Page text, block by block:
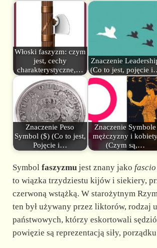
Włoski faszyzm: czym
jest, cechy
charakterystyczne,…
Znaczenie
(Co to jest, pojęcie
Znaczenie Peso
Symbol ($) (Co to jest,
Pojęcie i…
Znaczenie Symbole
mężczyzny i
(Czym są,…
Symbol faszyzmujest znany jako fascio
to wiązka trzydziestu kijów i siekiery,
czerwoną wstążką. W starożytnym
ten był używany przez liktorów, rodzaj
państwowych, którzy eskortowali
powięzie są reprezentacją siły,